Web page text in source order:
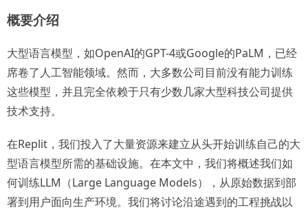
概要介绍
大型语言模型，如OpenAI的GPT-4或Google的PaLM，已经
席卷了人工智能领域。然而，大多数公司目前没有能力训练
这些模型，并且完全依赖于只有少数几家大型科技公司提供
技术支持。
在Replit，我们投入了大量资源来建立从头开始训练自己的大
型语言模型所需的基础设施。在本文中，我们将概述我们如
何训练LLM（Large Language Models），从原始数据到部
署到用户面向生产环境。我们将讨论沿途遇到的工程挑战以